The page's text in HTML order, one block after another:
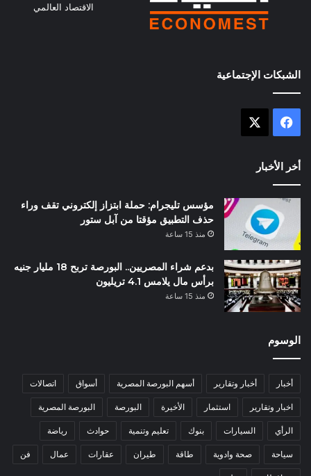
الاقتصاد العالمي
الشبكات الإجتماعية
فيسبوك
أخر الأخبار
مؤسس تليجرام: حملة ابتزاز إلكتروني تقف وراء
حذف التطبيق مؤقتا من آبل ستور
منذ 15 ساعة
بدعم شراء المصريين.. البورصة تربح 18 مليار جنيه
برأس مال يلامس 4.1 تريليون
منذ 15 ساعة
الوسوم
أخبار أخبار وتقارير أسهم البورصة المصرية أسواق اتصالات
اخبار وتقارير استثمار الأخيرة البورصة البورصة المصرية
الرأي السيارات بنوك تعليم وتنمية حوادث رياضة
سياحة صحة وادوية طاقة طيران عقارات عمال فن